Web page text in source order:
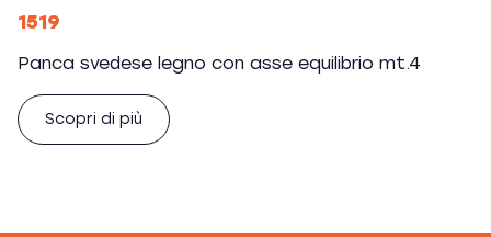
1519
Panca svedese legno con asse equilibrio mt.4
Scopri di più